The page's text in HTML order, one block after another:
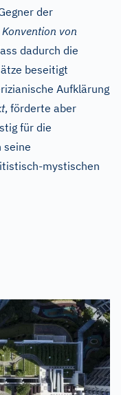
der
Konvention von
dadurch die
beseitigt
Aufklärung
, förderte aber
für die
seine
mystischen